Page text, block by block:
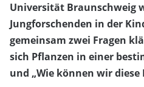
Universität Braunschweig
Jungforschenden in der
gemeinsam zwei Fragen
sich Pflanzen in einer
und „Wie können wir